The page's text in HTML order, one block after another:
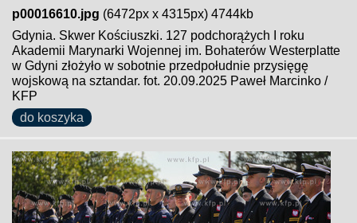
p00016610.jpg (6472px x 4315px) 4744kb
Gdynia. Skwer Kościuszki. 127 podchorążych I roku
Akademii Marynarki Wojennej im. Bohaterów Westerplatte
w Gdyni złożyło w sobotnie przedpołudnie przysięgę
wojskową na sztandar. fot. 20.09.2025 Paweł Marcinko /
KFP
do koszyka